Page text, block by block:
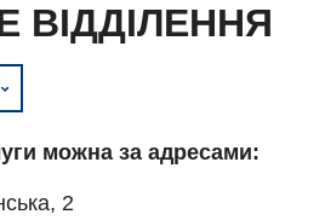
ВІДДІЛЕННЯ
можна за адресами:
2